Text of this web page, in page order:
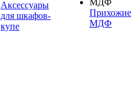
Аксессуары
для шкафов-
купе
Прихожие
МДФ